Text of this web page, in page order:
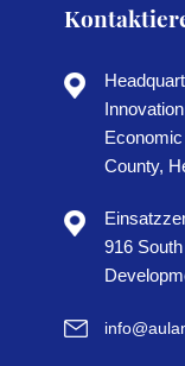
County,
916